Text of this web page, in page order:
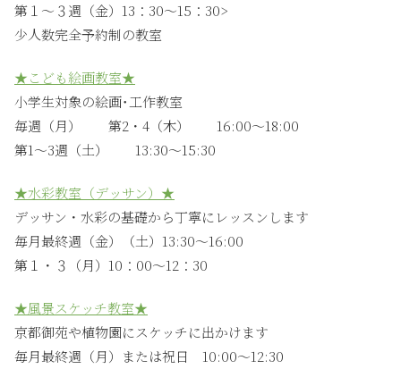
第１〜３週（金）13：30〜15：30>
少人数完全予約制の教室
★こども絵画教室★
小学生対象の絵画･工作教室
毎週（月） 第2・4（木） 16:00〜18:00
第1〜3週（土） 13:30〜15:30
★水彩教室（デッサン）★
デッサン・水彩の基礎から丁寧にレッスンします
毎月最終週（金）（土）13:30〜16:00
第１・３（月）10：00〜12：30
★風景スケッチ教室★
京都御苑や植物園にスケッチに出かけます
毎月最終週（月）または祝日 10:00〜12:30